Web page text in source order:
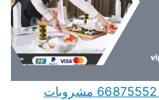
خدمة ضيافة عربية الكويت 66875552 مشروبات